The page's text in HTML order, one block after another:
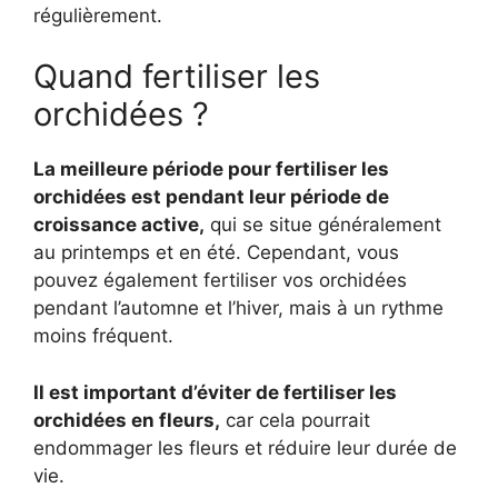
régulièrement.
Quand fertiliser les
orchidées ?
La meilleure période pour fertiliser les
orchidées est pendant leur période de
croissance active, qui se situe généralement
au printemps et en été. Cependant, vous
pouvez également fertiliser vos orchidées
pendant l’automne et l’hiver, mais à un rythme
moins fréquent.
Il est important d’éviter de fertiliser les
orchidées en fleurs, car cela pourrait
endommager les fleurs et réduire leur durée de
vie.